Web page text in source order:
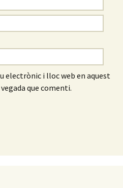
electrònic i lloc web en aquest
que comenti.